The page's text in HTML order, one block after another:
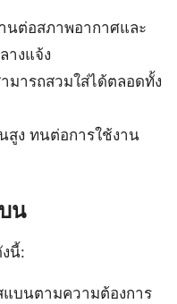
นต่อสภาพอากาศและ
างแจ้ง
มารถสวมใส่ได้ตลอดทั้ง
สูง ทนต่อการใช้งาน
น
นี้:
แบนตามความต้องการ